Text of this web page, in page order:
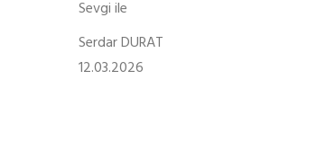
Sevgi ile
Serdar DURAT
12.03.2026